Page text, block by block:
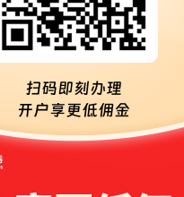
买入金额(万)
5237.27
3817.99
3741.84